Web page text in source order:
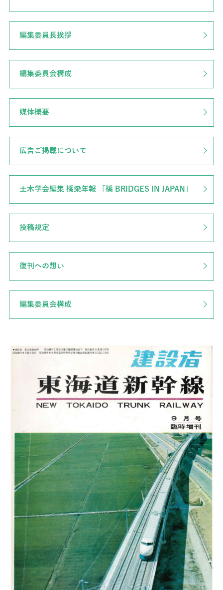
編集委員長挨拶
編集委員会構成
媒体概要
広告ご掲載について
土木学会編集 橋梁年報 「橋 BRIDGES IN JAPAN」
投稿規定
復刊への想い
編集委員会構成